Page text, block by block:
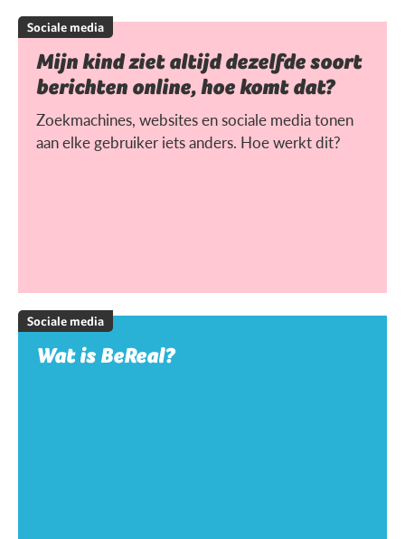
Sociale media
Mijn kind ziet altijd dezelfde soort
berichten online, hoe komt dat?
Zoekmachines, websites en sociale media tonen
aan elke gebruiker iets anders. Hoe werkt dit?
Sociale media
Wat is BeReal?